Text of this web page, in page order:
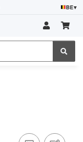
BE▾